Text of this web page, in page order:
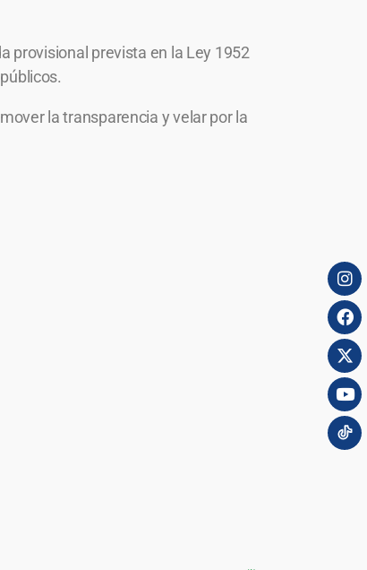
provisional prevista en la Ley 1952
la transparencia y velar por la